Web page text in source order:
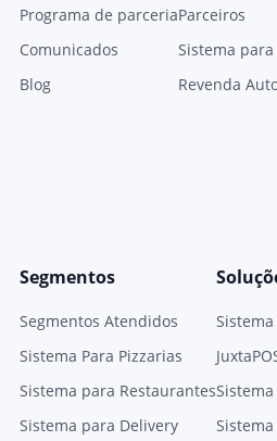
Programa de parceria
Comunicados
Blog
Parceiros
Sistema
Revenda
Segmentos
Segmentos Atendidos
Sistema Para Pizzarias
Sistema para Restaurantes
Sistema para Delivery
Sistema
Sistema